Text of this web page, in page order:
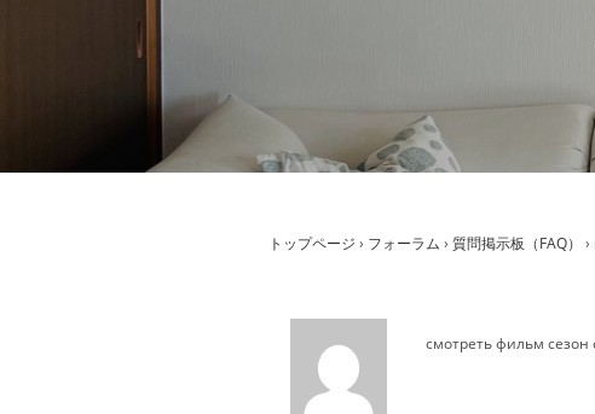
トップページ › フォーラム › 質問掲示板（FAQ） ›
смотреть фильм сезон